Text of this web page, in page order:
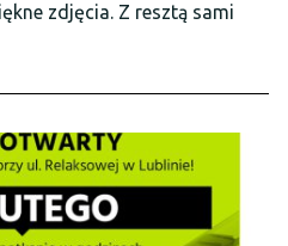
zdjęcia. Z resztą sami